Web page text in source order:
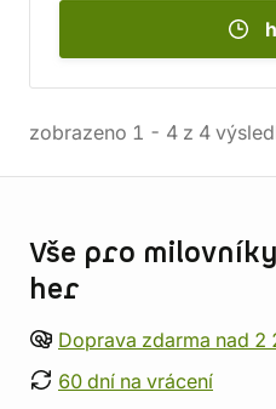
zobrazeno 1 - 4 z 4
Vše pro
her
Doprava zdarma nad 2
60 dní na vrácení